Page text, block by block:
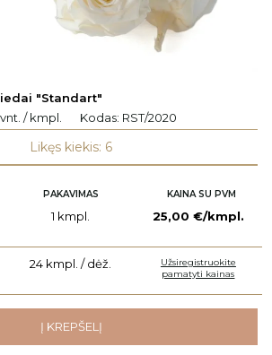
"Standart"
/ kmpl.
Kodas: RST/2020
Likęs kiekis: 6
PAKAVIMAS KAINA SU PVM
1 kmpl. 25,00 €/kmpl.
24 kmpl. / dėž.
Užsiregistruokite
pamatyti kainas
Į KREPŠELĮ